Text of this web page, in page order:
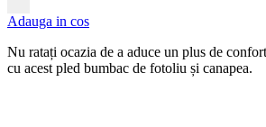
Adauga in cos
Nu ratați ocazia de a aduce un plus de
cu acest pled bumbac de fotoliu și canapea.